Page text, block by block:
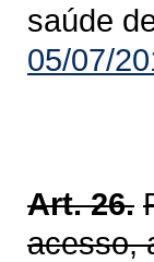
saúde
05/07/
Art. 26.
acesso,